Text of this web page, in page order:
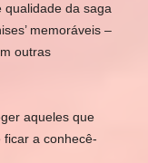
qualidade da saga
memoráveis –
outras
aqueles que
a conhecê-